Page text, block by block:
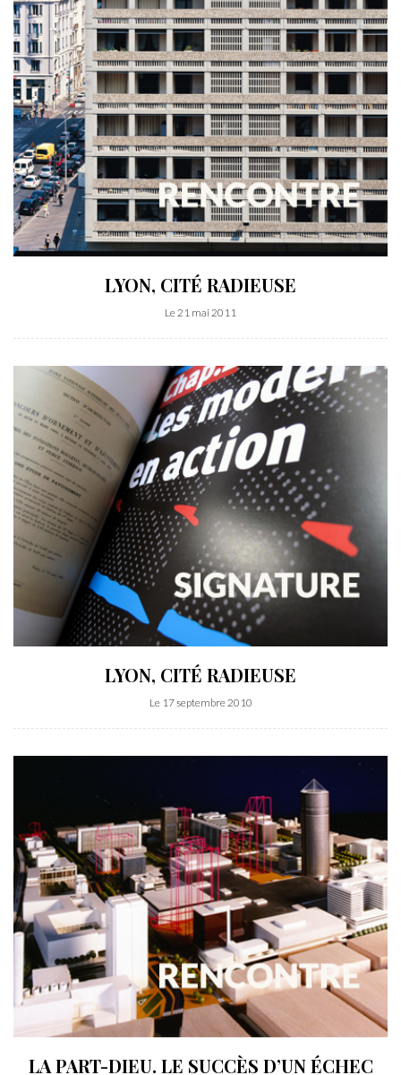
LYON, CITÉ RADIEUSE
Le 21 mai 2011
LYON, CITÉ RADIEUSE
Le 17 septembre 2010
LA PART-DIEU. LE SUCCÈS D’UN ÉCHEC